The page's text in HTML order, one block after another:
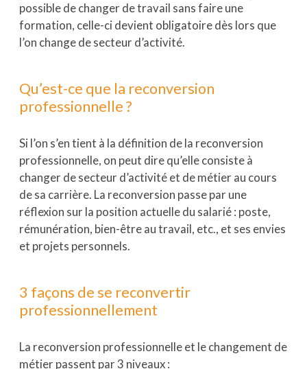
possible de changer de travail sans faire une
formation, celle-ci devient obligatoire dès lors que
l’on change de secteur d’activité.
Qu’est-ce que la reconversion
professionnelle ?
Si l’on s’en tient à la définition de la reconversion
professionnelle, on peut dire qu’elle consiste à
changer de secteur d’activité et de métier au cours
de sa carrière. La reconversion passe par une
réflexion sur la position actuelle du salarié : poste,
rémunération, bien-être au travail, etc., et ses envies
et projets personnels.
3 façons de se reconvertir
professionnellement
La reconversion professionnelle et le changement de
métier passent par 3 niveaux :